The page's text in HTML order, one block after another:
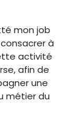
mon job
à
activité
afin de
une
métier du